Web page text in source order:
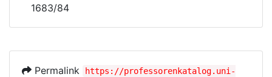
1683/84
Permalink
https://professorenkatalog.uni-